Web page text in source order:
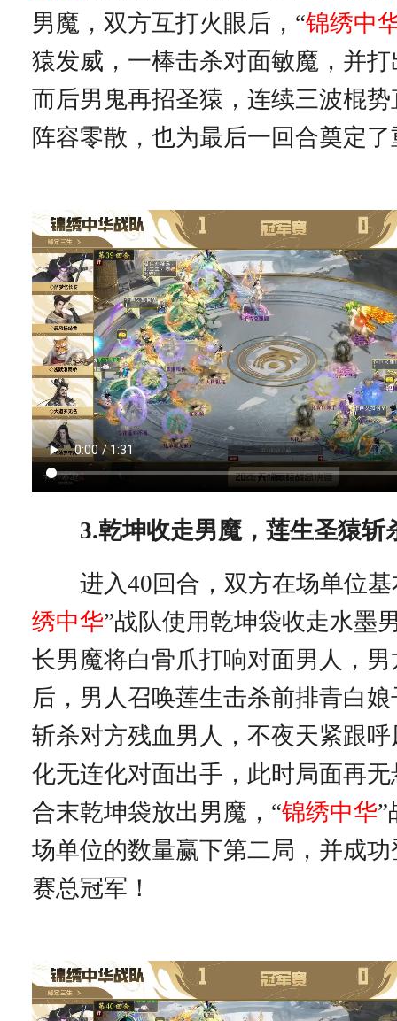
男魔，双方互打火眼后，“锦绣中
猿发威，一棒击杀对面敏魔，并
而后男鬼再招圣猿，连续三波棍
阵容零散，也为最后一回合奠定
3.乾坤收走男魔，莲生圣猿斩
进入40回合，双方在场单位基
绣中华”战队使用乾坤袋收走水墨
长男魔将白骨爪打响对面男人，
后，男人召唤莲生击杀前排青白
斩杀对方残血男人，不夜天紧跟
化无连化对面出手，此时局面再
合末乾坤袋放出男魔，“锦绣中华”
场单位的数量赢下第二局，并成
赛总冠军！